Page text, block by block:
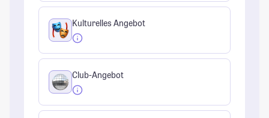
Kulturelles Angebot
Club-Angebot